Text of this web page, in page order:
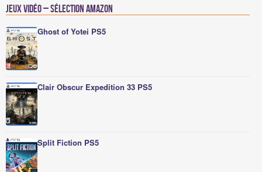
Jeux vidéo – Sélection Amazon
Ghost of Yotei PS5
Clair Obscur Expedition 33 PS5
Split Fiction PS5